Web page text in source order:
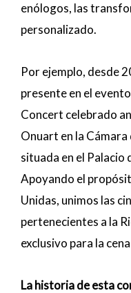
enólogos, las
personalizado.
Por ejemplo, desde
presente en el
Concert celebrado
Onuart en la
situada en el Palacio
Apoyando el
Unidas, unimos las
pertenecientes a la
exclusivo para la
La historia de esta